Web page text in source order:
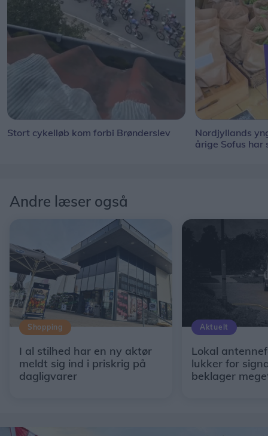
Stort cykelløb kom forbi Brønderslev
Nordjyllands
årige Sofus har
Andre læser også
Shopping
I al stilhed har en ny aktør
meldt sig ind i priskrig på
dagligvarer
Aktuelt
Lokal
lukker for
beklager